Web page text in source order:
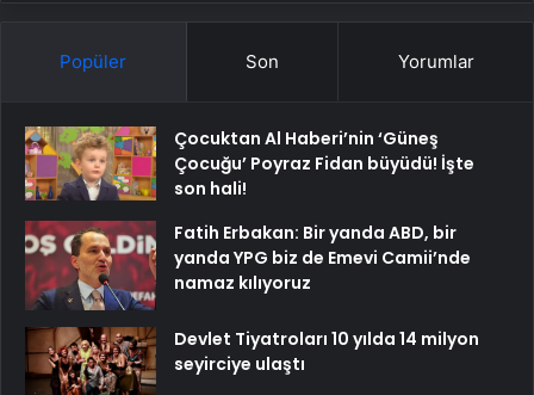
Popüler Son Yorumlar
Çocuktan Al Haberi’nin ‘Güneş
Çocuğu’ Poyraz Fidan büyüdü! İşte
son hali!
Fatih Erbakan: Bir yanda ABD, bir
yanda YPG biz de Emevi Camii’nde
namaz kılıyoruz
Devlet Tiyatroları 10 yılda 14 milyon
seyirciye ulaştı